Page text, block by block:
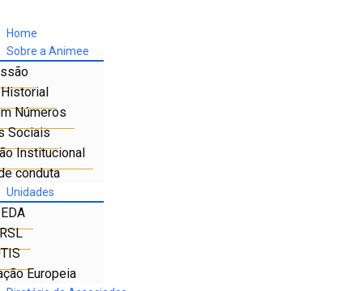
Home
Sobre a Animee
Números
Sociais
Institucional
conduta
Unidades
Europeia